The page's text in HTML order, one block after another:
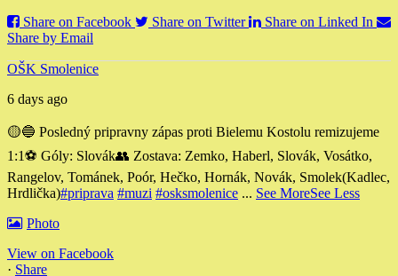
Share on Facebook
Share on Twitter
Share on Linked In
Share by Email
OŠK Smolenice
6 days ago
🟡🔵 Posledný pripravny zápas proti Bielemu Kostolu remizujeme
1:1⚽️ Góly: Slovák👥 Zostava: Zemko, Haberl, Slovák, Vosátko,
Rangelov, Tománek, Poór, Hečko, Hornák, Novák, Smolek(Kadlec,
Hrdlička)#priprava #muzi #osksmolenice ... See MoreSee Less
Photo
View on Facebook
· Share